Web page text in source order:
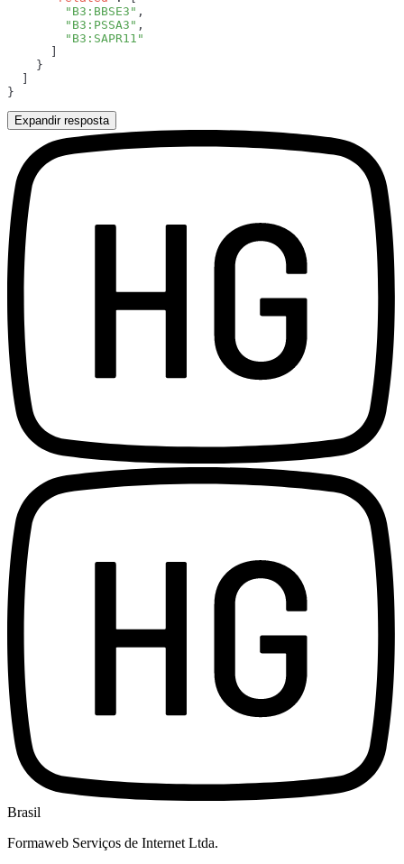
        "B3:BBSE3"
        "B3:PSSA3"
Expandir resposta
Brasil
Formaweb Serviços de Internet Ltda.